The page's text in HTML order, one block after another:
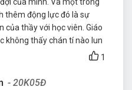
thêm động lực đó là sự
của thầy với học viên. Giáo
không thấy chán tí nào lun
1
- 20K05Đ